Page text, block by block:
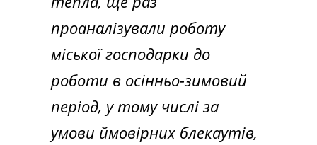
проаналізували роботу
міської господарки до
роботи в осінньо-зимовий
період, у тому числі за
умови ймовірних блекаутів,